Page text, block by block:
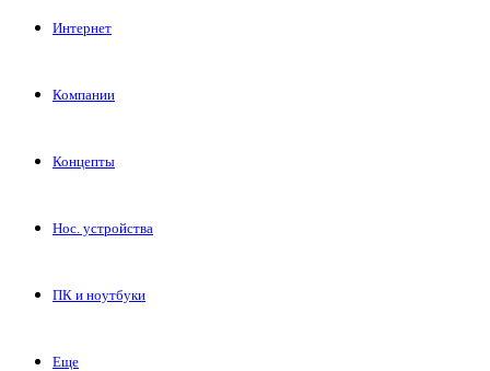
Интернет
Компании
Концепты
Нос. устройства
ПК и ноутбуки
Еще